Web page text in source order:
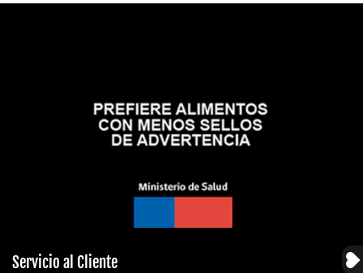
Servicio al Cliente